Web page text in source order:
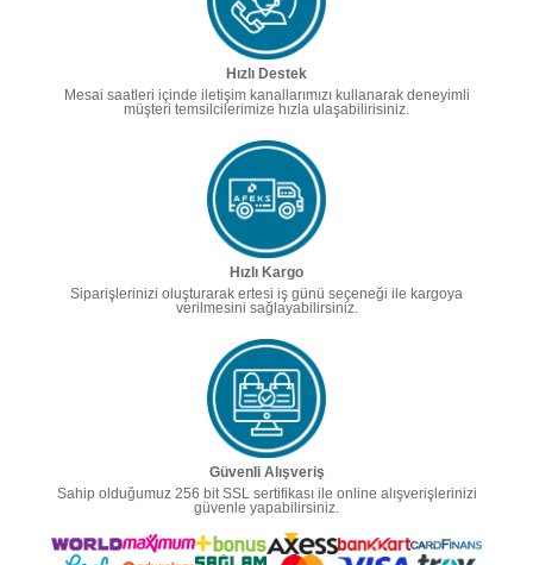
Hızlı Destek
Mesai saatleri içinde iletişim kanallarımızı kullanarak deneyimli
müşteri temsilcilerimize hızla ulaşabilirisiniz.
Hızlı Kargo
Siparişlerinizi oluşturarak ertesi iş günü seçeneği ile kargoya
verilmesini sağlayabilirsiniz.
Güvenli Alışveriş
Sahip olduğumuz 256 bit SSL sertifikası ile online alışverişlerinizi
güvenle yapabilirsiniz.